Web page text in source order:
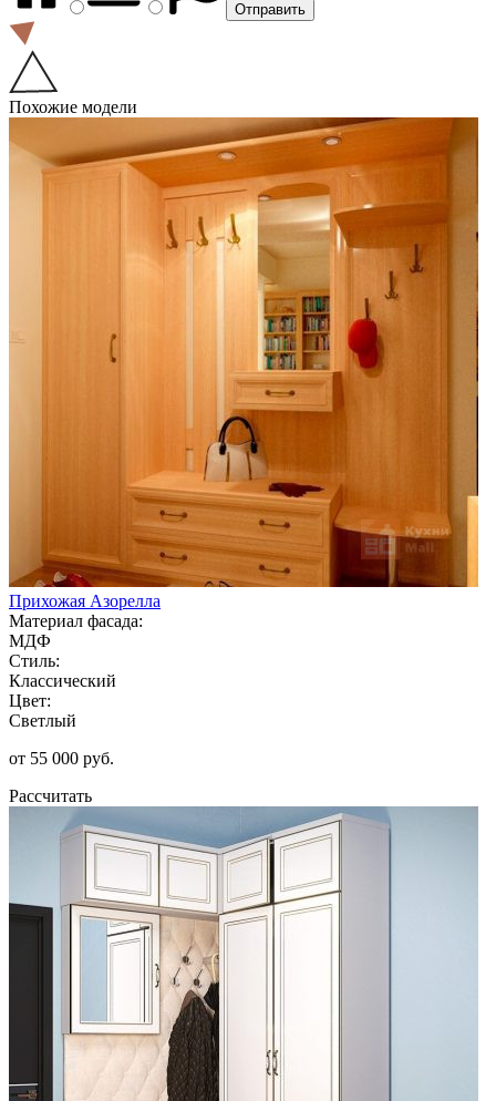
Похожие модели
Прихожая Азорелла
Материал фасада:
МДФ
Стиль:
Классический
Цвет:
Светлый
от 55 000 руб.
Рассчитать